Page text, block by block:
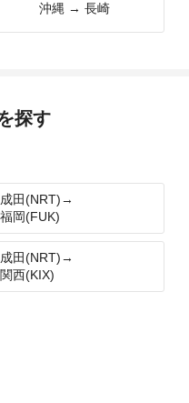
沖縄 → 長崎
探す
成田(NRT)→
福岡(FUK)
成田(NRT)→
関西(KIX)